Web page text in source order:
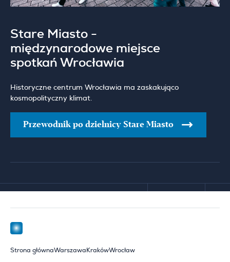
Stare Miasto -
międzynarodowe miejsce
spotkań Wrocławia
Historyczne centrum Wrocławia ma zaskakująco
kosmopolityczny klimat.
Przewodnik po dzielnicy Stare Miasto
Strona głównaWarszawa KrakówWrocław